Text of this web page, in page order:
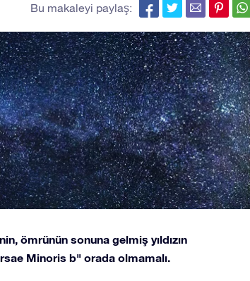
Bu makaleyi paylaş:
ömrünün sonuna gelmiş yıldızın
Minoris b" orada olmamalı.